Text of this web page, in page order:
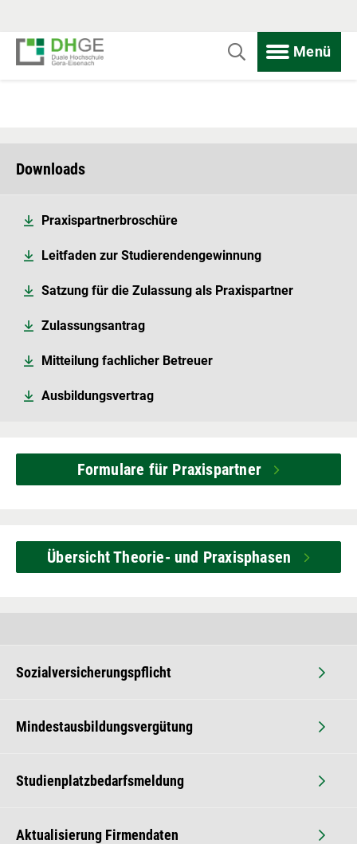
Menü
Downloads
Praxispartnerbroschüre
Leitfaden zur Studierendengewinnung
Satzung für die Zulassung als Praxispartner
Zulassungsantrag
Mitteilung fachlicher Betreuer
Ausbildungsvertrag
Formulare für Praxispartner
Übersicht Theorie- und Praxisphasen
Sozialversicherungspflicht
Mindestausbildungsvergütung
Studienplatzbedarfsmeldung
Aktualisierung Firmendaten